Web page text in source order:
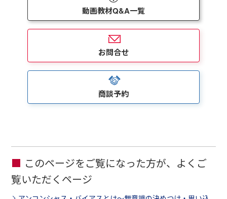
動画教材Q&A一覧
お問合せ
商談予約
このページをご覧になった方が、よくご
覧いただくページ